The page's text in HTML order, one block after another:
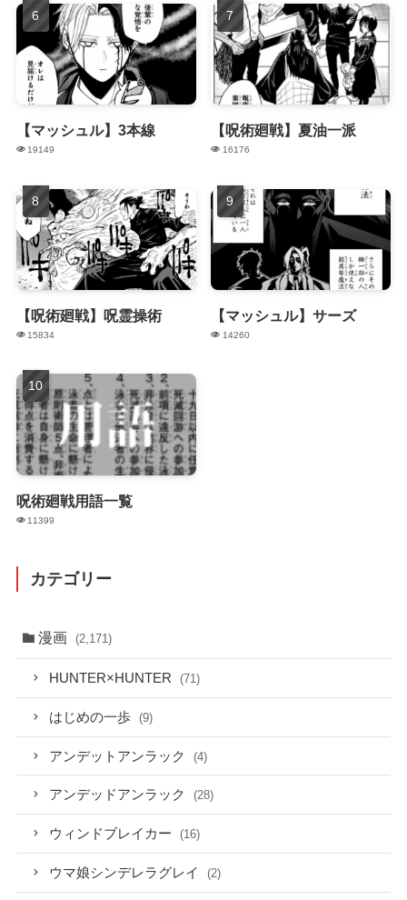
【マッシュル】3本線
19149
【呪術廻戦】夏油一派
16176
【呪術廻戦】呪霊操術
15834
【マッシュル】サーズ
14260
呪術廻戦用語一覧
11399
カテゴリー
漫画 (2,171)
HUNTER×HUNTER (71)
はじめの一歩 (9)
アンデットアンラック (4)
アンデッドアンラック (28)
ウィンドブレイカー (16)
ウマ娘シンデレラグレイ (2)